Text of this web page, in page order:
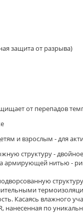
защита от разрыва)
от перепадов
и взрослым - для
структуру -
армирующей нитью -
Касаясь влажного
нанесенная по